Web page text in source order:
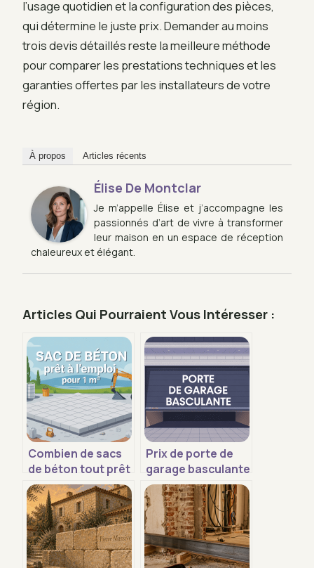
l’usage quotidien et la configuration des pièces,
qui détermine le juste prix. Demander au moins
trois devis détaillés reste la meilleure méthode
pour comparer les prestations techniques et les
garanties offertes par les installateurs de votre
région.
À propos Articles récents
Élise De Montclar
Je m’appelle Élise et j’accompagne les
passionnés d’art de vivre à transformer
leur maison en un espace de réception
chaleureux et élégant.
Articles Qui Pourraient Vous Intéresser :
Combien de sacs
de béton tout prêt
pour 1 m² : calculs
simples et
exemples
concrets
Prix de porte de
garage basculante
: budgets, écarts
et bons choix